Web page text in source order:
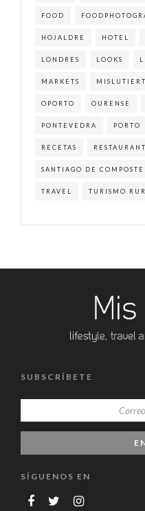
FOOD
HOJALDRE HOTEL
LONDRES LOOKS
MARKETS
OPORTO OURENSE
PONTEVEDRA PORTO
RECETAS
SANTIAGO DE
TRAVEL TURISMO
SUBSCRÍBETE
SÍGUENOS EN